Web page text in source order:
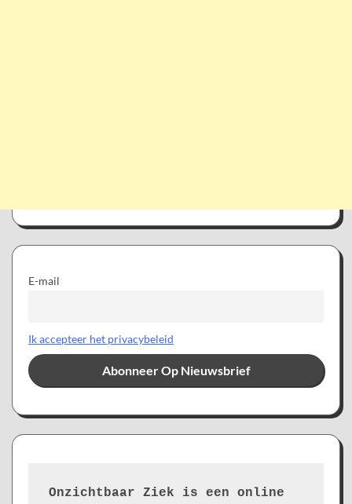
E-mail
Ik accepteer het privacybeleid
Onzichtbaar Ziek is een online